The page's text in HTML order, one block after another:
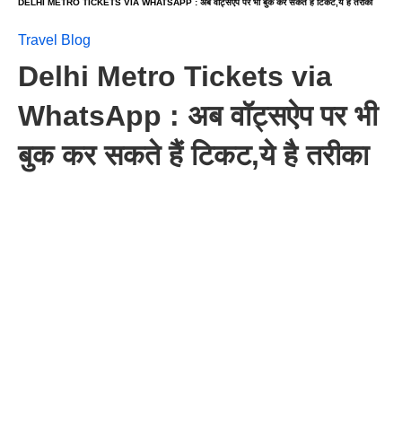
DELHI METRO TICKETS VIA WHATSAPP : अब वॉट्सऐप पर भी बुक कर सकते हैं टिकट,ये है तरीका
Travel Blog
Delhi Metro Tickets via
WhatsApp : अब वॉट्सऐप पर भी
बुक कर सकते हैं टिकट,ये है तरीका